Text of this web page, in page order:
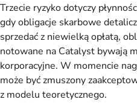
Trzecie ryzyko dotyczy
gdy obligacje skarbowe
sprzedać z niewielką opłatą,
notowane na Catalyst bywają
korporacyjne. W momencie
może być zmuszony
z modelu teoretycznego.